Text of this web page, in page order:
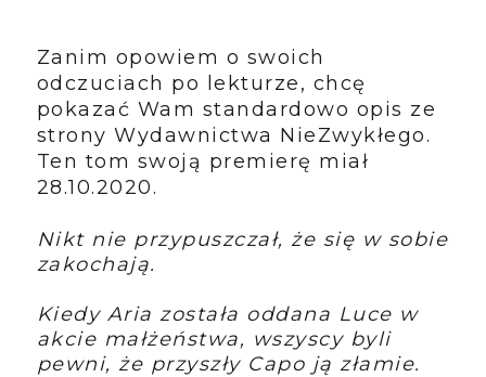
Zanim opowiem o swoich
odczuciach po lekturze, chcę
pokazać Wam standardowo opis ze
strony Wydawnictwa NieZwykłego.
Ten tom swoją premierę miał
28.10.2020.
Nikt nie przypuszczał, że się w sobie
zakochają.
Kiedy Aria została oddana Luce w
akcie małżeństwa, wszyscy byli
pewni, że przyszły Capo ją złamie.